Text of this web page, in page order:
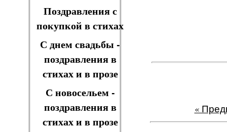
Поздравления с
покупкой в стихах
С днем свадьбы -
поздравления в
стихах и в прозе
С новосельем -
поздравления в
стихах и в прозе
«